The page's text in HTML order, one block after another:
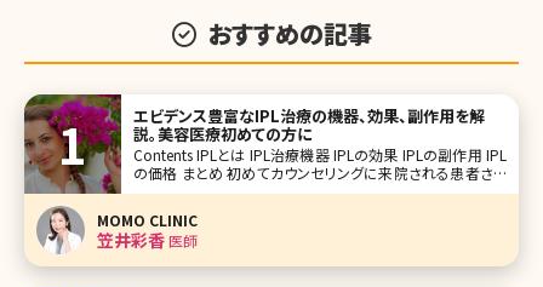
おすすめの記事
エビデンス豊富なIPL治療の機器、効果、副作用を解
説。美容医療初めての方に
Contents IPLとは IPL治療機器 IPLの効果 IPLの副作用 IPL
の価格 まとめ 初めてカウンセリングに来院される患者さん
にお肌で気になっているところはどこですかと聞くと、「赤み
MOMO CLINIC
笠井彩香医師